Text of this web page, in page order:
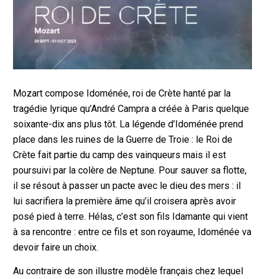
Mozart compose Idoménée, roi de Crète hanté par la
tragédie lyrique qu’André Campra a créée à Paris quelque
soixante-dix ans plus tôt. La légende d’Idoménée prend
place dans les ruines de la Guerre de Troie : le Roi de
Crète fait partie du camp des vainqueurs mais il est
poursuivi par la colère de Neptune. Pour sauver sa flotte,
il se résout à passer un pacte avec le dieu des mers : il
lui sacrifiera la première âme qu’il croisera après avoir
posé pied à terre. Hélas, c’est son fils Idamante qui vient
à sa rencontre : entre ce fils et son royaume, Idoménée va
devoir faire un choix.
Au contraire de son illustre modèle français chez lequel